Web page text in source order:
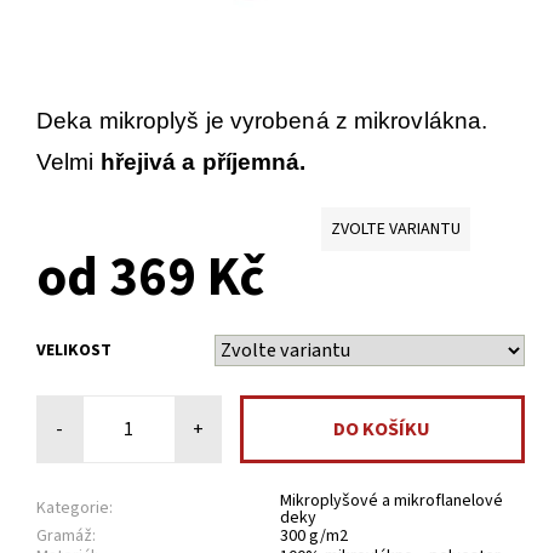
Deka mikroplyš je vyrobená z mikrovlákna.
Velmi hřejivá a příjemná.
ZVOLTE VARIANTU
od 369 Kč
VELIKOST
- +
Kategorie: Mikroplyšové a mikroflanelové
deky
Gramáž:
300 g/m2